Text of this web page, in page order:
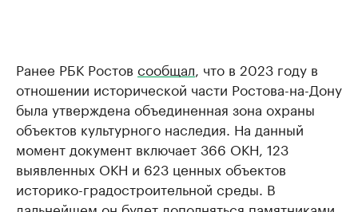
Ранее РБК Ростов сообщал , что в 2023 году в
отношении исторической части Ростова-на-Дону
была утверждена объединенная зона охраны
объектов культурного наследия. На данный
момент документ включает 366 ОКН, 123
выявленных ОКН и 623 ценных объектов
историко-градостроительной среды. В